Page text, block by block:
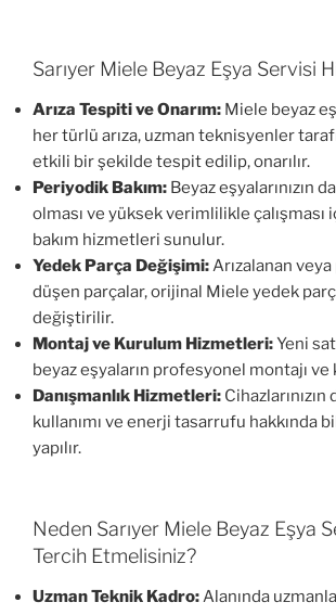
Sarıyer Miele Beyaz Eşya Servisi
Arıza Tespiti ve Onarım: Miele beyaz
her türlü arıza, uzman teknisyenler
etkili bir şekilde tespit edilip, onarılır.
Periyodik Bakım: Beyaz eşyalarınızın
olması ve yüksek verimlilikle çalışması
bakım hizmetleri sunulur.
Yedek Parça Değişimi:Arızalanan
düşen parçalar, orijinal Miele yedek
değiştirilir.
Montaj ve Kurulum Hizmetleri:Yeni
beyaz eşyaların profesyonel montajı
Danışmanlık Hizmetleri:
kullanımı ve enerji tasarrufu hakkında
yapılır.
Neden Sarıyer Miele Beyaz Eşya
Tercih Etmelisiniz?
Uzman Teknik Kadro:Alanında